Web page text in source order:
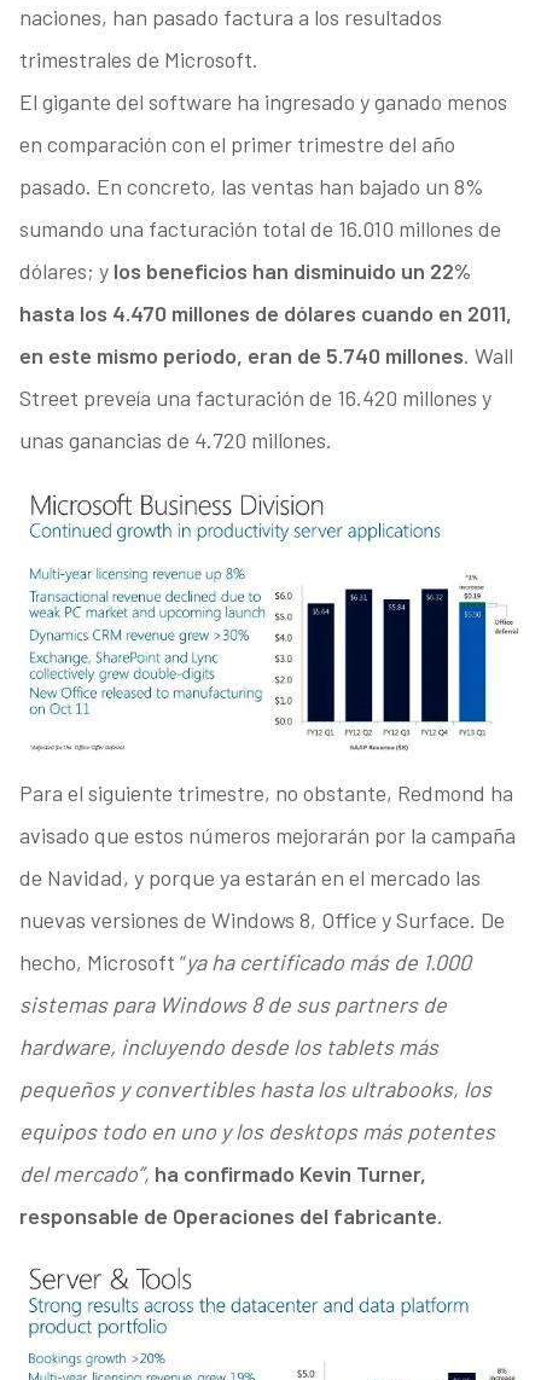
naciones, han pasado factura a los resultados
trimestrales de Microsoft.
El gigante del software ha ingresado y ganado menos
en comparación con el primer trimestre del año
pasado. En concreto, las ventas han bajado un 8%
sumando una facturación total de 16.010 millones de
dólares; y los beneficios han disminuido un 22%
hasta los 4.470 millones de dólares cuando en 2011,
en este mismo periodo, eran de 5.740 millones. Wall
Street preveía una facturación de 16.420 millones y
unas ganancias de 4.720 millones.
Para el siguiente trimestre, no obstante, Redmond ha
avisado que estos números mejorarán por la campaña
de Navidad, y porque ya estarán en el mercado las
nuevas versiones de Windows 8, Office y Surface. De
hecho, Microsoft “ya ha certificado más de 1.000
sistemas para Windows 8 de sus partners de
hardware, incluyendo desde los tablets más
pequeños y convertibles hasta los ultrabooks, los
equipos todo en uno y los desktops más potentes
del mercado”, ha confirmado Kevin Turner,
responsable de Operaciones del fabricante.